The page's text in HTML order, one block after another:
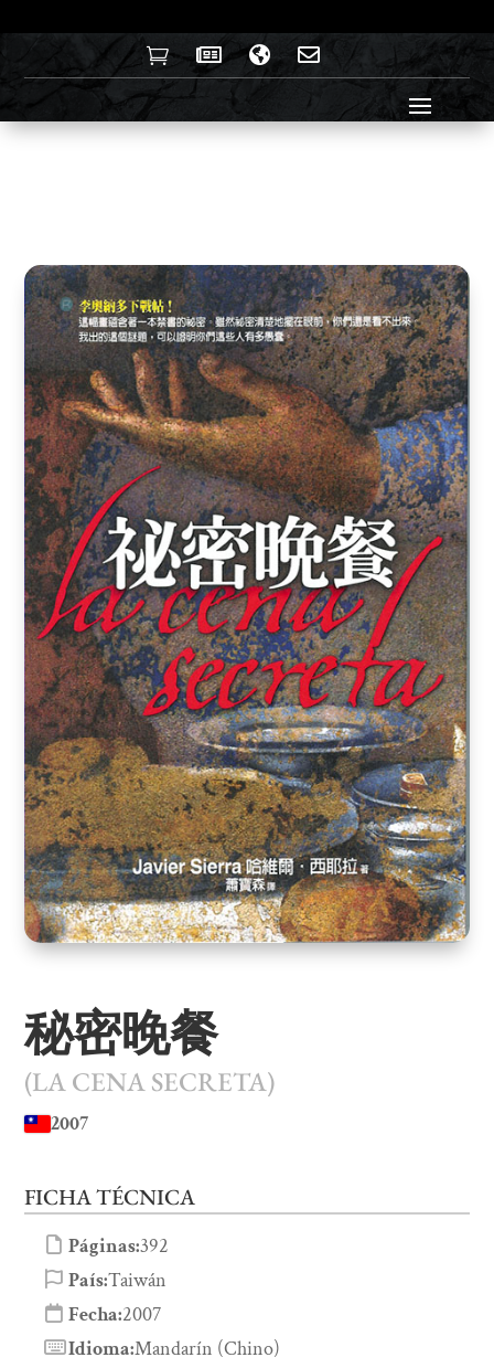
   
秘密晚餐
(LA CENA SECRETA)
2007
FICHA TÉCNICA
Páginas:392
País:Taiwán
Fecha:2007
Idioma:Mandarín (Chino)